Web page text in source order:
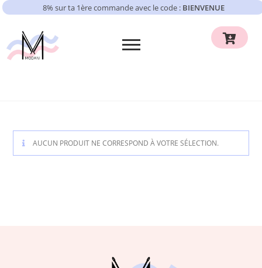
8% sur ta 1ère commande avec le code : BIENVENUE
AUCUN PRODUIT NE CORRESPOND À VOTRE SÉLECTION.